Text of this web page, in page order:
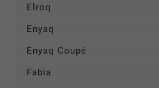
Elroq
Enyaq
Enyaq Coupé
Fabia